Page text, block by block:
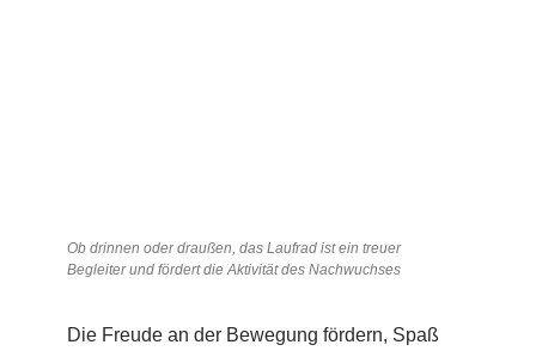
Ob drinnen oder draußen, das Laufrad ist ein treuer
Begleiter und fördert die Aktivität des Nachwuchses
Die Freude an der Bewegung fördern, Spaß